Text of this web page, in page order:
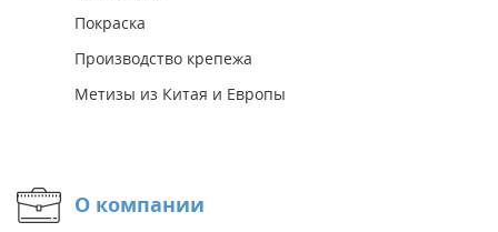
Покраска
Производство крепежа
Метизы из Китая и Европы
О компании